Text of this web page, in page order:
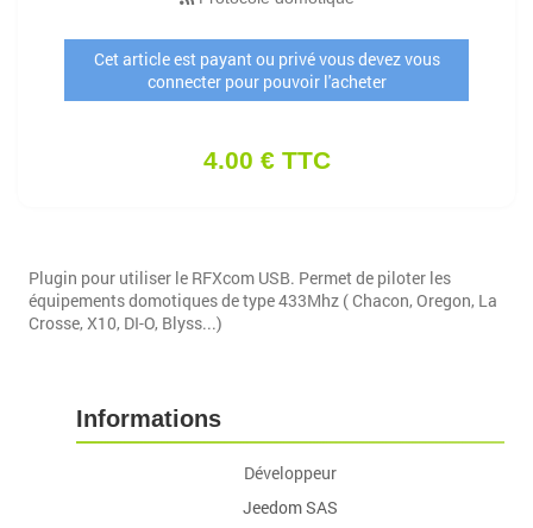
Cet article est payant ou privé vous devez vous
connecter pour pouvoir l'acheter
4.00 € TTC
Plugin pour utiliser le RFXcom USB. Permet de piloter les
équipements domotiques de type 433Mhz ( Chacon, Oregon, La
Crosse, X10, DI-O, Blyss...)
Informations
Développeur
Jeedom SAS